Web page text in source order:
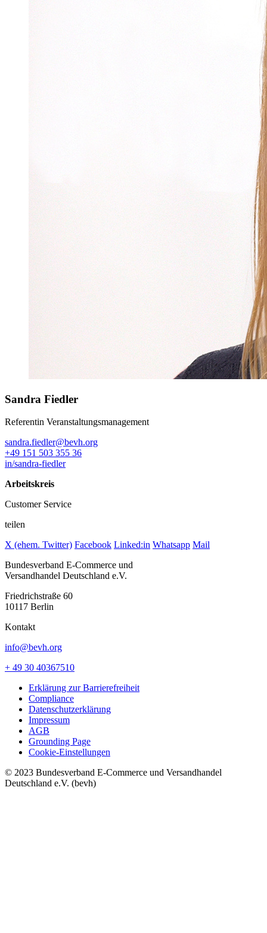
Sandra Fiedler
Referentin Veranstaltungsmanagement
sandra.fiedler@bevh.org
+49 151 503 355 36
in/sandra-fiedler
Arbeitskreis
Customer Service
teilen
X (ehem. Twitter) Facebook Linked:in Whatsapp Mail
Bundesverband E-Commerce und
Versandhandel Deutschland e.V.
Friedrichstraße 60
10117 Berlin
Kontakt
info@bevh.org
+ 49 30 40367510
Erklärung zur Barrierefreiheit
Compliance
Datenschutzerklärung
Impressum
AGB
Grounding Page
Cookie-Einstellungen
© 2023 Bundesverband E-Commerce und Versandhandel
Deutschland e.V. (bevh)